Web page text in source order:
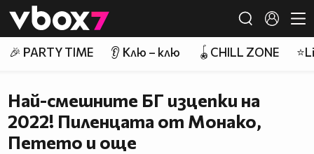
👾
🎉 PARTY TIME 👂 Клю – клю 🪀CHILL ZONE
Най-смешните БГ изцепки на
2022! Пиленцата от Монако,
Петето и още